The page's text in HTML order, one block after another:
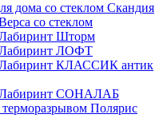
дома со стеклом Скандия
со стеклом
Шторм
ЛОФТ
КЛАССИК антик
Лабиринт СОНАЛАБ
терморазрывом Полярис